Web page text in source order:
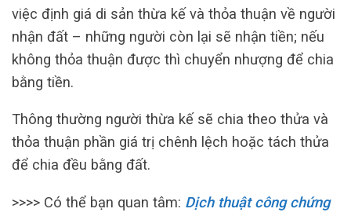
việc định giá di sản thừa kế và thỏa thuận về người
nhận đất – những người còn lại sẽ nhận tiền; nếu
không thỏa thuận được thì chuyển nhượng để chia
bằng tiền.
Thông thường người thừa kế sẽ chia theo thửa và
thỏa thuận phần giá trị chênh lệch hoặc tách thửa
để chia đều bằng đất.
>>>> Có thể bạn quan tâm: Dịch thuật công chứng